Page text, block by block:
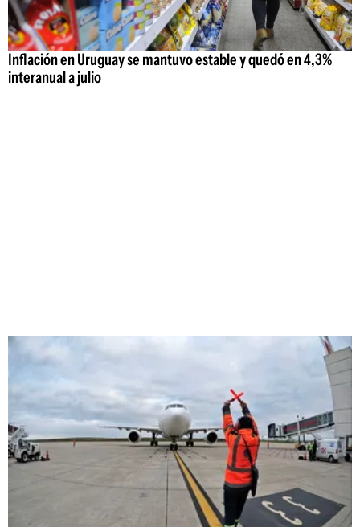
Inflación en Uruguay se mantuvo estable y quedó en 4,3%
interanual a julio